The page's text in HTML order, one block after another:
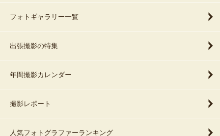
フォトギャラリー一覧
出張撮影の特集
年間撮影カレンダー
撮影レポート
人気フォトグラファーランキング